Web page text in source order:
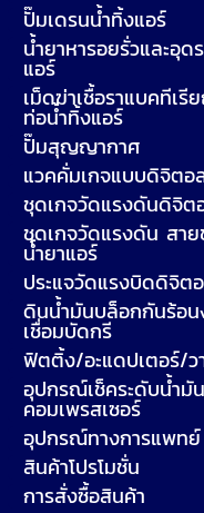
ปั๊มเดรนน้ำทิ้งแอร์
น้ำยาหารอยรั่วและอุด
แอร์
เม็ดฆ่าเชื้อราแบคทีเรี
ท่อน้ำทิ้งแอร์
ปั๊มสุญญากาศ
แวคคั่มเกจแบบดิจิตอ
ชุดเกจวัดแรงดันดิจิต
ชุดเกจวัดแรงดัน สาย
น้ำยาแอร์
ประแจวัดแรงบิดดิจิต
ดินน้ำมันบล็อกกันร้อน
เชื่อมบัดกรี
ฟิตติ้ง/อะแดปเตอร์/ว
อุปกรณ์เช็คระดับน้ำมัน
คอมเพรสเซอร์
อุปกรณ์ทางการแพทย์
สินค้าโปรโมชั่น
การสั่งซื้อสินค้า